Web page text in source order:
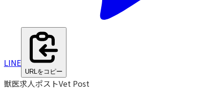
LINE
URLをコピー
獣医求人ポストVet Post